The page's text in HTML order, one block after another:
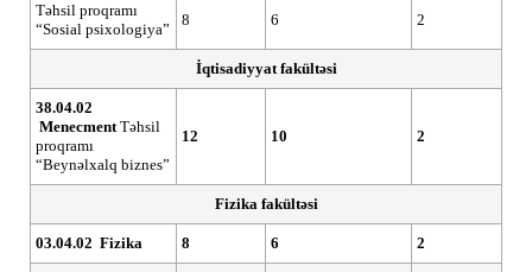
Təhsil proqramı
“Sosial psixologiya”
8 6 2
İqtisadiyyat fakültəsi
38.04.02
MenecmentTəhsil
proqramı
“Beynəlxalq biznes”
12 10 2
Fizika fakültəsi
03.04.02 Fizika 8 6 2